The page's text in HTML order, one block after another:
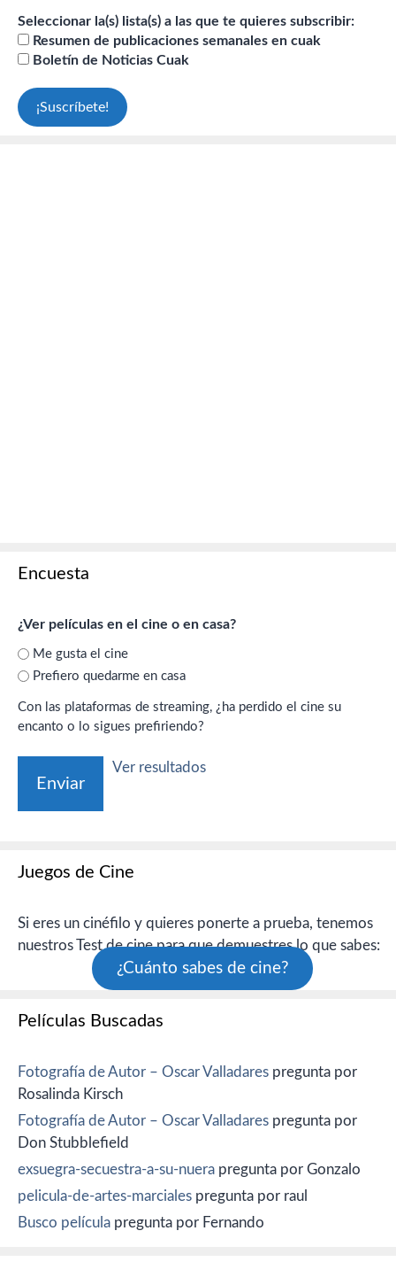
Seleccionar la(s) lista(s) a las que te quieres subscribir:
Resumen de publicaciones semanales en cuak
Boletín de Noticias Cuak
Encuesta
¿Ver películas en el cine o en casa?
Me gusta el cine
Prefiero quedarme en casa
Con las plataformas de streaming, ¿ha perdido el cine su
encanto o lo sigues prefiriendo?
Ver resultados
Juegos de Cine
Si eres un cinéfilo y quieres ponerte a prueba, tenemos
nuestros Test de cine para que demuestres lo que sabes:
¿Cuánto sabes de cine?
Películas Buscadas
Fotografía de Autor – Oscar Valladares pregunta por
Rosalinda Kirsch
Fotografía de Autor – Oscar Valladares pregunta por
Don Stubblefield
exsuegra-secuestra-a-su-nuera pregunta por Gonzalo
pelicula-de-artes-marciales pregunta por raul
Busco película pregunta por Fernando